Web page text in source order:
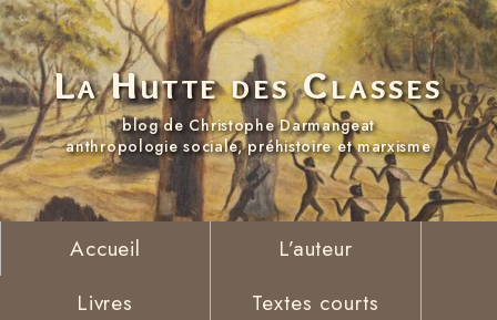
La Hutte des Classes
blog de Christophe Darmangeat
anthropologie sociale, préhistoire et marxisme
Accueil
L’auteur
Livres
Textes courts